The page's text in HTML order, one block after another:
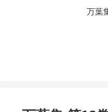
万葉